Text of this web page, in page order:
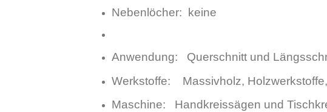
Nebenlöcher: keine
Anwendung: Querschnitt und
Werkstoffe: Massivholz,
Maschine: Handkreissägen und